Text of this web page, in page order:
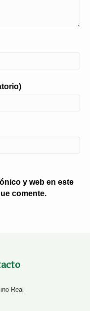
y web en este
comente.
Real